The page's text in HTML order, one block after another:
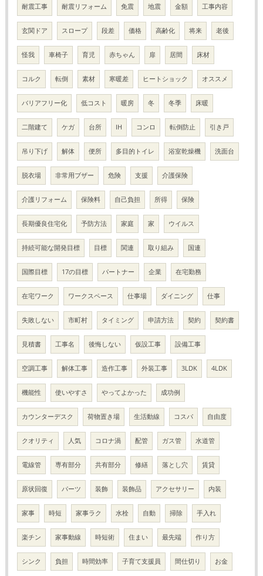
耐震工事 耐震リフォーム 免震 地震 金額 工事内容
玄関ドア スロープ 段差 価格 高齢化 将来 老後
怪我 車椅子 育児 赤ちゃん 扉 居間 床材
コルク 転倒 素材 寒暖差 ヒートショック オススメ
バリアフリー化 低コスト 暖房 冬 冬季 床暖
二階建て ケガ 台所 IH コンロ 転倒防止 引き戸
吊り下げ 解体 便所 多目的トイレ 浴室乾燥機 洗面台
脱衣場 非常用ブザー 危険 支援 介護保険
介護リフォーム 保険料 自己負担 所得 保険
長期優良住宅化 予防方法 家庭 家 ウイルス
持続可能な開発目標 目標 関連 取り組み 国連
国際目標 17の目標 パートナー 企業 在宅勤務
在宅ワーク ワークスペース 仕事場 ダイニング 仕事
失敗しない 市町村 タイミング 申請方法 契約 契約書
見積書 工事名 後悔しない 仮設工事 設備工事
空調工事 解体工事 造作工事 外装工事 3LDK 4LDK
機能性 使いやすさ やってよかった 成功例
カウンターデスク 荷物置き場 生活動線 コスパ 自由度
クオリティ 人気 コロナ渦 配管 ガス管 水道管
電線管 専有部分 共有部分 修繕 落とし穴 賃貸
原状回復 パーツ 装飾 装飾品 アクセサリー 内装
家事 時短 家事ラク 水栓 自動 掃除 手入れ
楽チン 家事動線 時短術 住まい 最先端 作り方
シンク 負担 時間効率 子育て支援員 間仕切り お金